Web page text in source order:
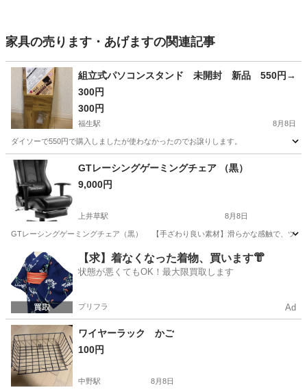
家具の売ります・あげますの関連記事
組立式パソコンスタンド 未開封 新品 550円→
300円
300円
福生駅 8月8日
ダイソーで550円で購入しましたが使わなかったのでお譲りします。
東京 収納家具 スタンド
GTレーシングゲーミングチェア （黒）
9,000円
上井草駅 8月8日
GTレーシングゲーミングチェア（黒） 【手ざわり良い素材】滑らかな感触で、ツル
東京 杉並区 上井草駅 椅子 ゲーミングチェア
【求】着なくなった着物、買います👘
状態が悪くてもOK！最大限買取します
プリフラ Ad
ワイヤーラック かご
100円
中野駅 8月8日